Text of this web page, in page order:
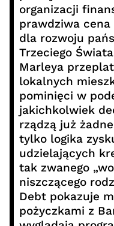
organizacji
prawdziwa
dla rozwoju
Trzeciego
Marleya
lokalnych
pominięci w
jakichkolwiek
rządzą już
tylko logika
udzielających
tak zwanego
niszczącego
Debt pokazuje
pożyczkami z